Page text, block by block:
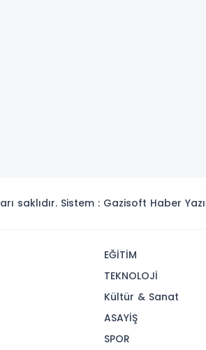
saklıdır. Sistem : Gazisoft Haber
EĞİTİM
TEKNOLOJİ
Kültür & Sanat
ASAYİŞ
SPOR